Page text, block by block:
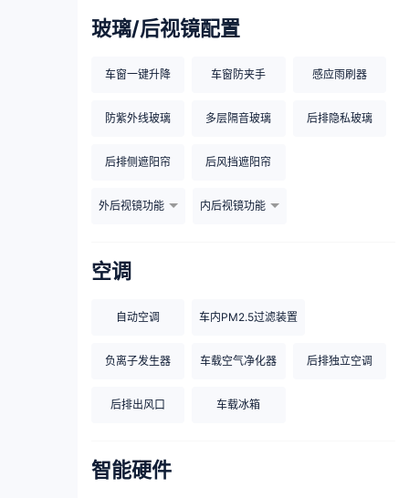
玻璃/后视镜配置
车窗一键升降 车窗防夹手 感应雨刷器
防紫外线玻璃 多层隔音玻璃 后排隐私玻璃
后排侧遮阳帘 后风挡遮阳帘
外后视镜功能 内后视镜功能
空调
自动空调 车内PM2.5过滤装置
负离子发生器 车载空气净化器 后排独立空调
后排出风口 车载冰箱
智能硬件